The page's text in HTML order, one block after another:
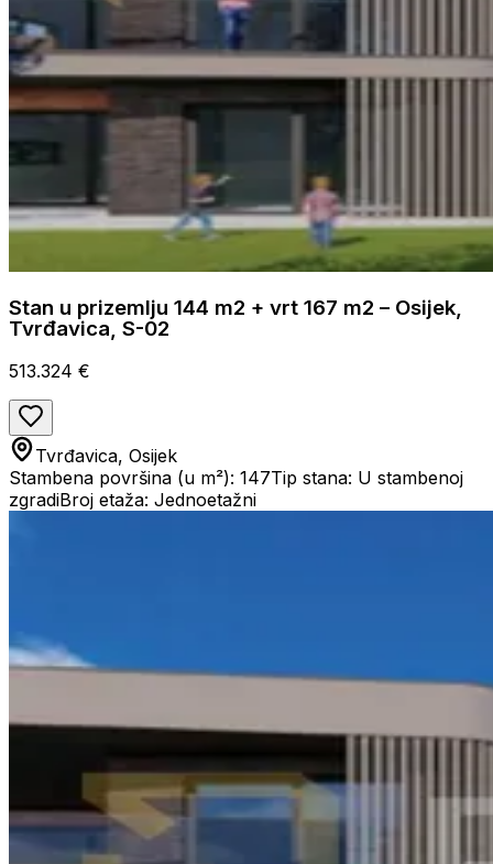
Stan u prizemlju 144 m2 + vrt 167 m2 – Osijek,
Tvrđavica, S-02
513.324 €
Tvrđavica, Osijek
Stambena površina (u m²): 147Tip stana: U stambenoj
zgradiBroj etaža: Jednoetažni